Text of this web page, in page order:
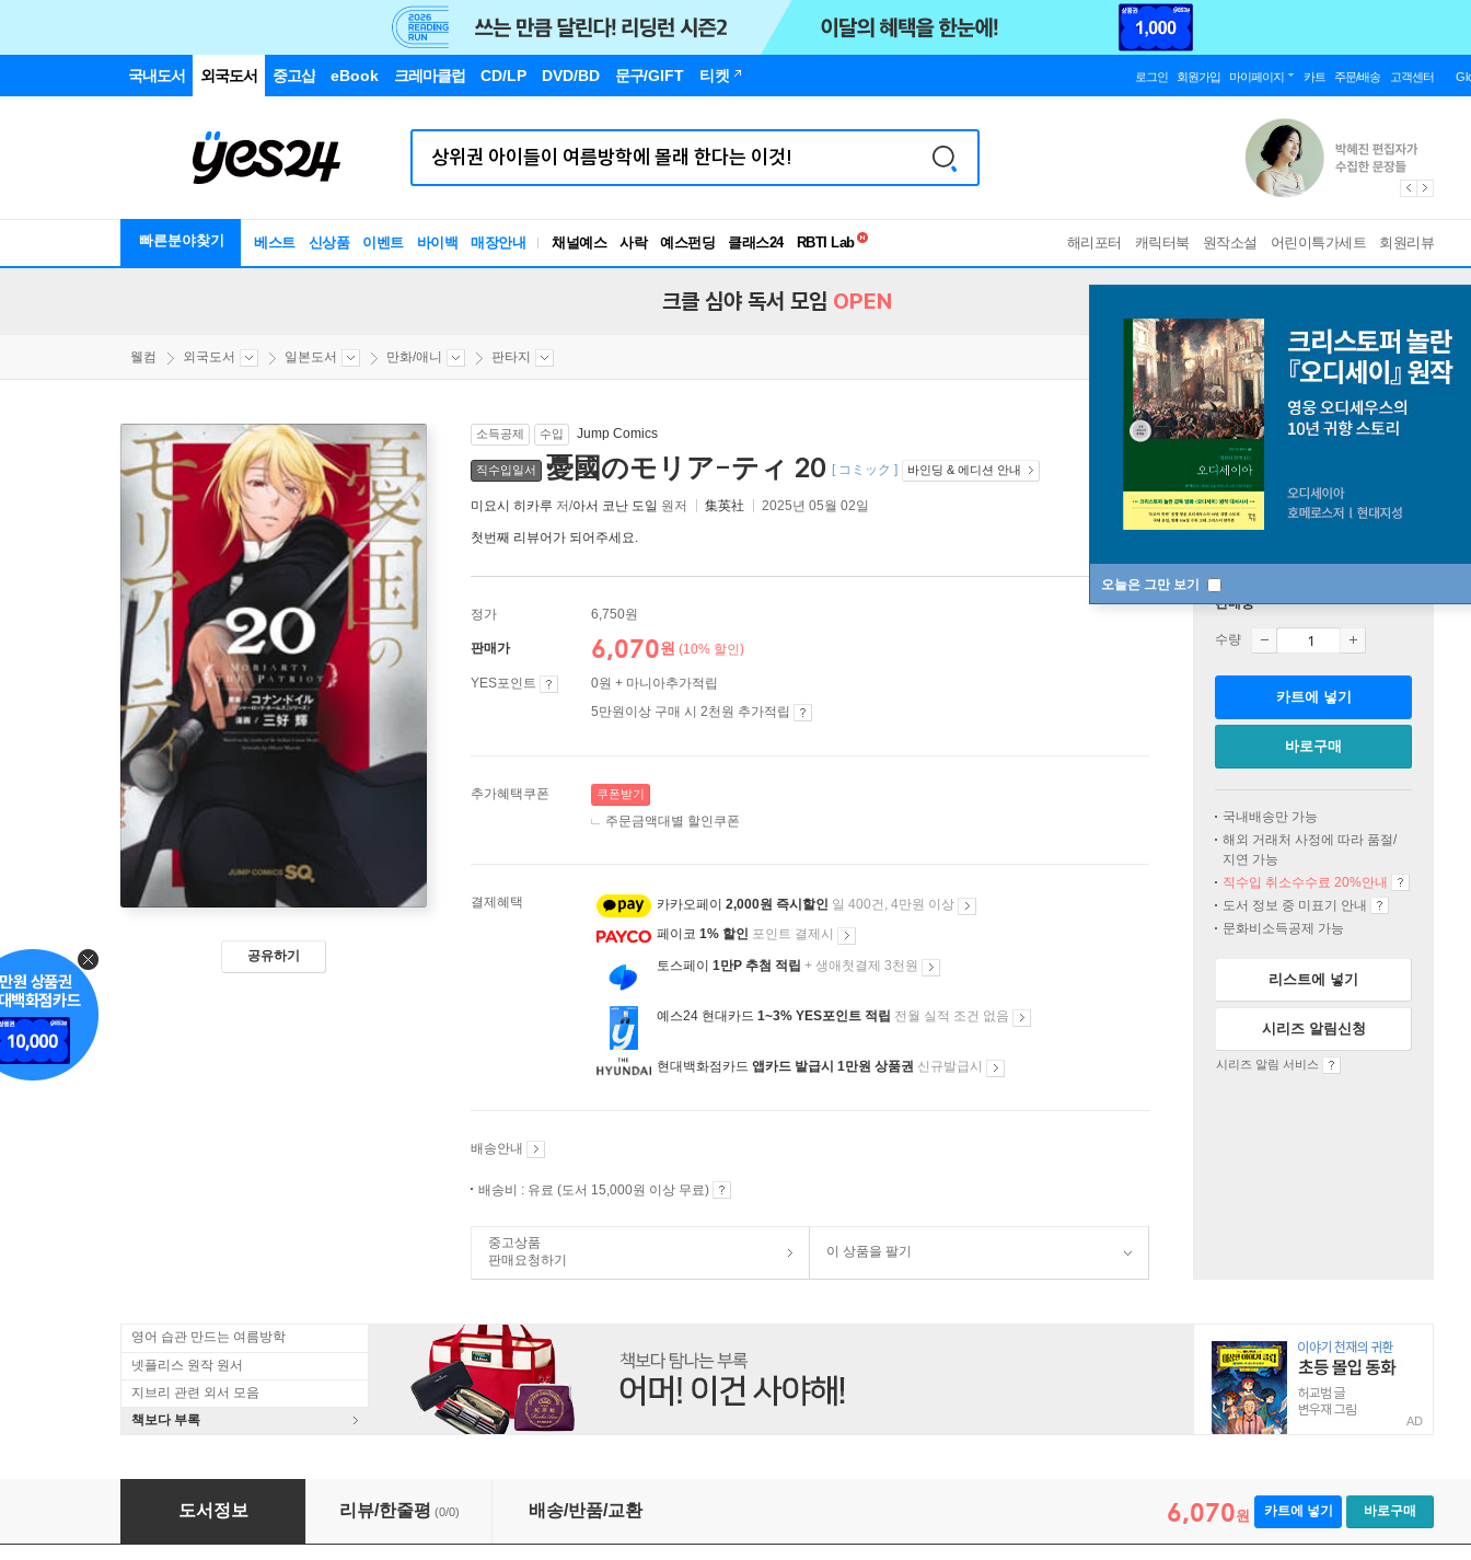
국내도서 외국도서 중고샵 eBook 크레마클럽 CD/LP DVD/BD 문구/GIFT 티켓 로그인 회원가입 마이페이지 카트 주문/배송 고객센터
빠른분야찾기 베스트 신상품 이벤트 바이백 매장안내 채널예스 사락 예스펀딩 클래스24
독서유형검사
해리포터 캐릭터북 원작소설 어린이특가세트 회원리뷰
오늘은 그만 보기
크클 심야 독서 모임 OPEN
웰컴 외국도서 일본도서 만화/애니 판타지
공유하기
소득공제 수입 Jump Comics
직수입일서 憂國のモリア-ティ 20 [ コミック ] 바인딩 & 에디션 안내
미요시 히카루 저/아서 코난 도일 원저 集英社 2025년 05월 02일
첫번째 리뷰어가 되어주세요.
정가 6,750원
판매가 6,070원 (10% 할인)
YES포인트
0원 + 마니아추가적립
5만원이상 구매 시 2천원 추가적립
추가혜택쿠폰 쿠폰받기
주문금액대별 할인쿠폰
결제혜택 카카오페이 2,000원 즉시할인 일 400건, 4만원 이상
페이코 1% 할인 포인트 결제시
토스페이 1만P 추첨 적립 + 생애첫결제 3천원
예스24 현대카드 1~3% YES포인트 적립 전월 실적 조건 없음
현대백화점카드 앱카드 발급시 1만원 상품권 신규발급시
배송안내
배송비 : 유료 (도서 15,000원 이상 무료)
중고상품
판매요청하기
이 상품을 팔기
판매중
수량
카트에 넣기
바로구매
국내배송만 가능
해외 거래처 사정에 따라 품절/
지연 가능
직수입 취소수수료 20%안내
도서 정보 중 미표기 안내
문화비소득공제 가능
리스트에 넣기
시리즈 알림신청
시리즈 알림 서비스
영어 습관 만드는 여름방학
넷플리스 원작 원서
지브리 관련 외서 모음
책보다 부록
AD
憂國のモリア-ティ 20
도서정보 리뷰/한줄평 (0/0) 배송/반품/교환 6,070원 카트에 넣기 바로구매